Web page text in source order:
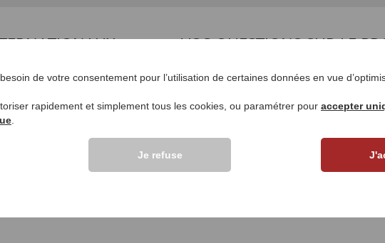
>>
innen schick aus und
VOS QUESTIONS SUR LE
Poser une question
de votre consentement pour l’utilisation de certaines données en vue
rapidement et simplement tous les cookies, ou paramétrer pour accepter
Je refuse